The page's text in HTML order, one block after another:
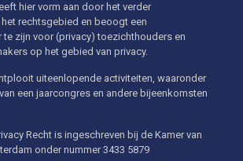
hier vorm aan door het verder
rechtsgebied en beoogt een
zijn voor (privacy) toezichthouders en
op het gebied van privacy.
uiteenlopende activiteiten, waaronder
een jaarcongres en andere bijeenkomsten
Recht is ingeschreven bij de Kamer van
onder nummer 3433 5879